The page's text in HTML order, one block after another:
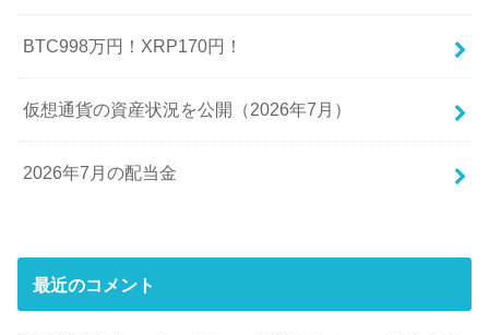
BTC998万円！XRP170円！
仮想通貨の資産状況を公開（2026年7月）
2026年7月の配当金
最近のコメント